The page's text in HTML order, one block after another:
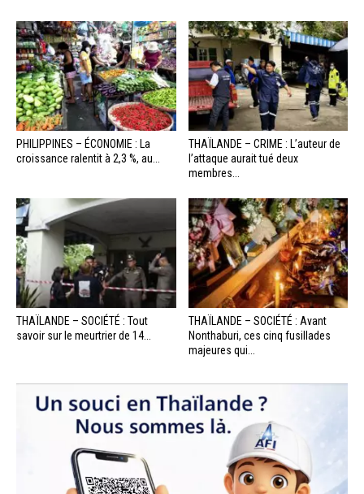
PHILIPPINES – ÉCONOMIE : La
croissance ralentit à 2,3 %, au...
THAÏLANDE – CRIME : L’auteur de
l’attaque aurait tué deux
membres...
THAÏLANDE – SOCIÉTÉ : Tout
savoir sur le meurtrier de 14...
THAÏLANDE – SOCIÉTÉ : Avant
Nonthaburi, ces cinq fusillades
majeures qui...